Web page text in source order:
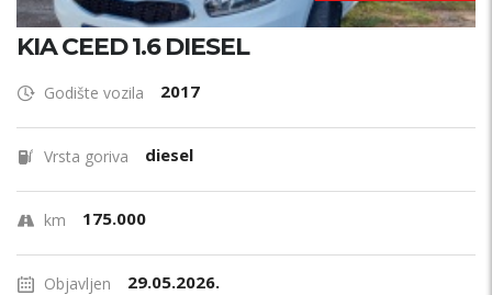
KIA CEED 1.6 DIESEL
Godište vozila 2017
Vrsta goriva diesel
km 175.000
Objavljen 29.05.2026.